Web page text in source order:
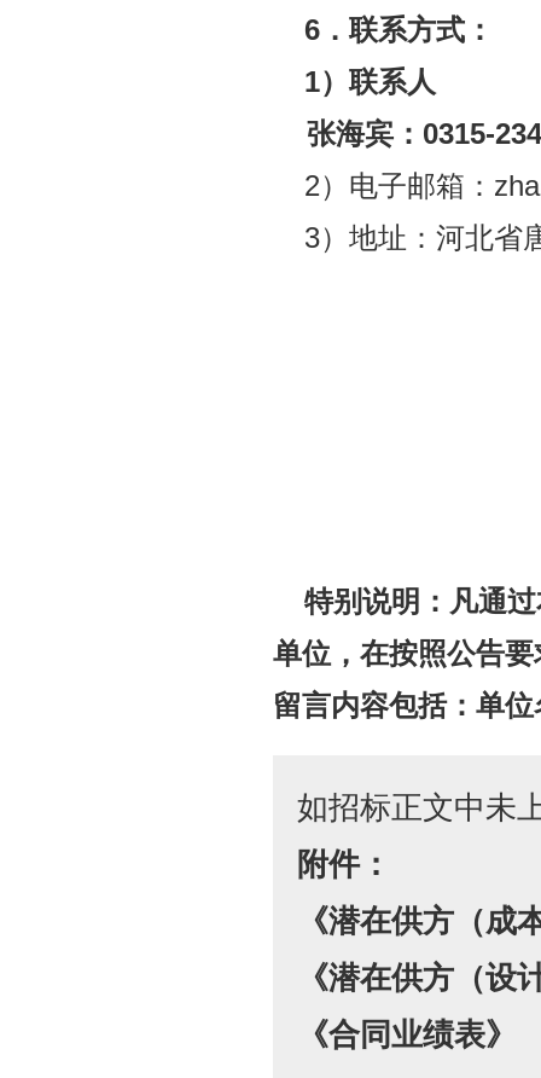
6 ．联系方式：
1）联系人
张海宾 ： 0315-
2）电子邮箱：
3）地址：河北省
特别说明：凡通
单位，在按照公告
留言内容包括：单
如招标正文中未
附件：
《潜在供方（成
《潜在供方（设
《合同业绩表》